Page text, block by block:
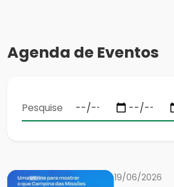
Agenda de Eventos
19/06/2026